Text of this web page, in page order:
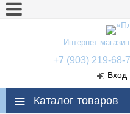
Интернет-
+7 (903) 219-68-
Вход
Каталог товаров